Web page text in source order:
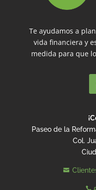
Te ayudamos a
vida financiera y
medida para que
Paseo de la
Col.

